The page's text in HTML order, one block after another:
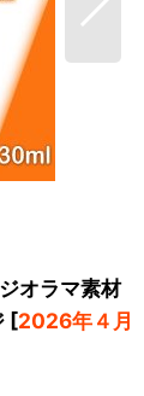
オラマ素材
[2026年４月